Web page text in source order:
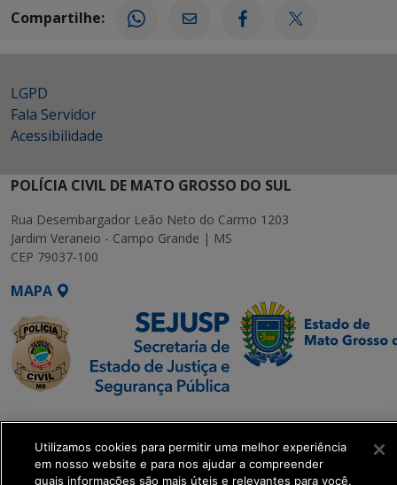
Compartilhe:
LGPD
Fala Servidor
Acessibilidade
POLÍCIA CIVIL DE MATO GROSSO DO SUL
Rua Desembargador Leão Neto do Carmo 1203
Jardim Veraneio - Campo Grande | MS
CEP 79037-100
MAPA
SETDIG | Secretaria-
Executiva de
Transformação Digital
Utilizamos cookies para permitir uma melhor experiência
em nosso website e para nos ajudar a compreender
quais informações são mais úteis e relevantes para você.